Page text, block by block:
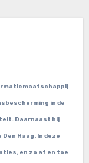
in de
Daarnaast hij
Haag. In deze
en zo af en toe